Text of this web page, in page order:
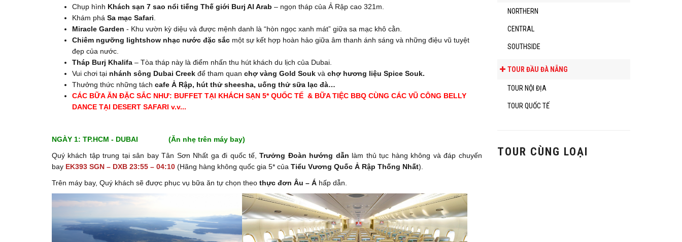
Chụp hình Khách sạn 7 sao nổi tiếng Thế giới Burj Al Arab – ngọn tháp của Ả Rập cao 321m.
Khám phá Sa mạc Safari
Miracle Garden - Khu vườn kỳ diệu và được mệnh danh là “hòn ngọc xanh mát” giữa sa mạc khô cằn.
Chiêm ngưỡng lightshow nhạc nước đặc sắc một sự kết hợp hoàn hảo giữa âm thanh ánh sáng và những điệu vũ tuyệt
đẹp của nước.
Tháp Burj Khalifa – Tòa tháp này là điểm nhấn thu hút khách du lịch của Dubai.
Vui chơi tại nhánh sông Dubai Creek để tham quan chợ vàng Gold Souk và chợ hương liệu Spice Souk.
Thưởng thức những tách cafe Ả Rập, hút thử sheesha, uống thử sữa lạc đà…
CÁC BỮA ĂN ĐẶC SẮC NHƯ: BUFFET TẠI KHÁCH SẠN 5* QUỐC TẾ & BỮA TIỆC BBQ CÙNG CÁC VŨ CÔNG BELLY
DANCE TẠI DESERT SAFARI v.v...
NGÀY 1: TP.HCM - DUBAI (Ăn nhẹ trên máy bay)
Quý khách tập trung tại sân bay Tân Sơn Nhất ga đi quốc tế,Trưởng Đoàn hướng dẫn làm thủ tục hàng không và đáp chuyến
bay EK393 SGN – DXB 23:55 – 04:10 (Hãng hàng không quốc gia 5* của Tiểu Vương Quốc Ả Rập Thống Nhất).
Trên máy bay, Quý khách sẽ được phục vụ bữa ăn tự chọn theo thực đơn Âu – Á hấp dẫn.
NORTHERN
CENTRAL
SOUTHSIDE
TOUR ĐẦU ĐÀ NẴNG
TOUR NỘI ĐỊA
TOUR QUỐC TẾ
TOUR CÙNG LOẠI